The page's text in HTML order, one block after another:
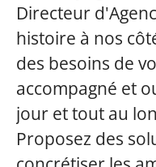
Directeur
histoire à nos
des besoins de
accompagné et
jour et tout au
Proposez des